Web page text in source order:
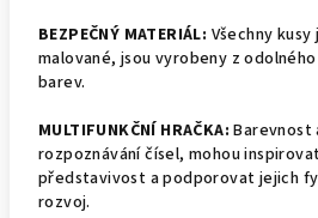
BEZPEČNÝ MATERIÁL: Všechny
malované, jsou vyrobeny z
barev.
MULTIFUNKČNÍ HRAČKA: Barevnost
rozpoznávání čísel, mohou
představivost a podporovat jejich
rozvoj.